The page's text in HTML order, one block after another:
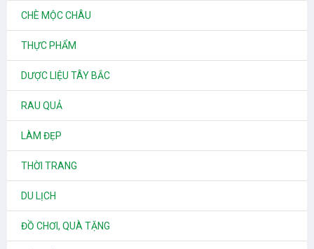
CHÈ MỘC CHÂU
THỰC PHẨM
DƯỢC LIỆU TÂY BẮC
RAU QUẢ
LÀM ĐẸP
THỜI TRANG
DU LỊCH
ĐỒ CHƠI, QUÀ TẶNG